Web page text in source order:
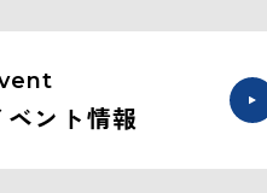
ベント情報